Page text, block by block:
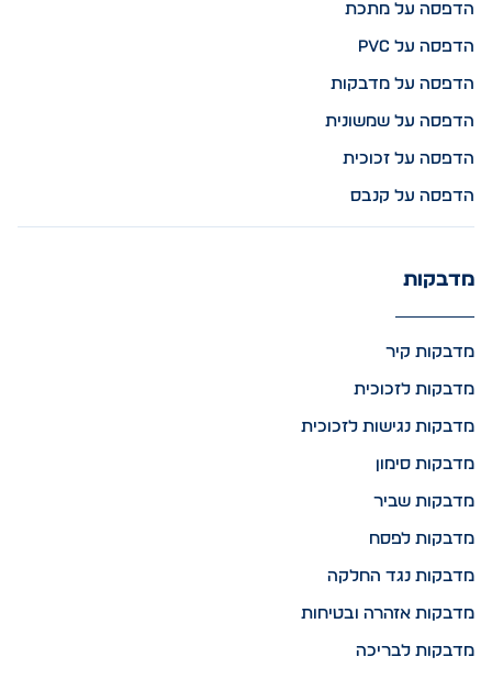
הדפסה על מתכת
הדפסה על PVC
הדפסה על מדבקות
הדפסה על שמשונית
הדפסה על זכוכית
הדפסה על קנבס
מדבקות
מדבקות קיר
מדבקות לזכוכית
מדבקות נגישות לזכוכית
מדבקות סימון
מדבקות שביר
מדבקות לפסח
מדבקות נגד החלקה
מדבקות אזהרה ובטיחות
מדבקות לבריכה